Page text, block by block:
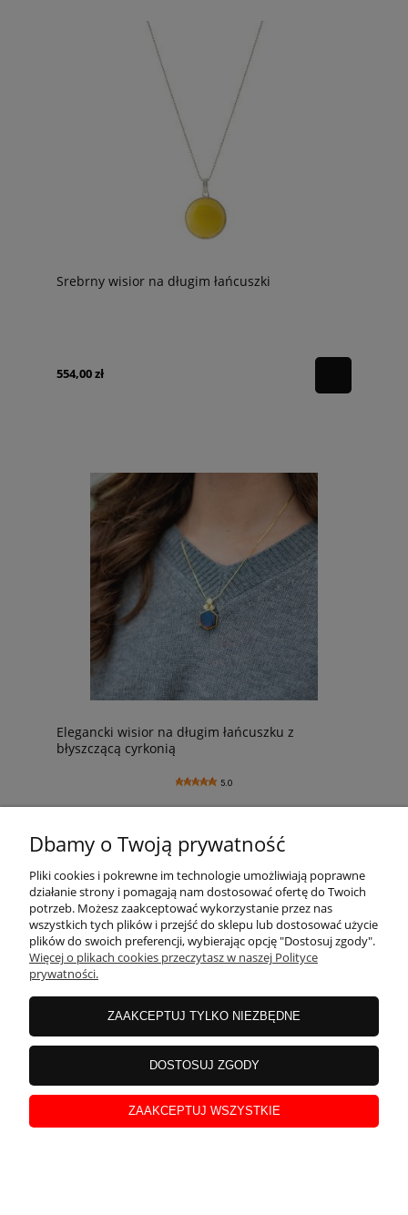
Srebrny wisior na długim łańcuszki
554,00 zł
Elegancki wisior na długim łańcuszku z
błyszczącą cyrkonią
5.0
Dbamy o Twoją prywatność
Pliki cookies i pokrewne im technologie umożliwiają poprawne
działanie strony i pomagają nam dostosować ofertę do Twoich
potrzeb. Możesz zaakceptować wykorzystanie przez nas
wszystkich tych plików i przejść do sklepu lub dostosować użycie
plików do swoich preferencji, wybierając opcję "Dostosuj zgody".
Więcej o plikach cookies przeczytasz w naszej Polityce
prywatności.
ZAAKCEPTUJ TYLKO NIEZBĘDNE
DOSTOSUJ ZGODY
ZAAKCEPTUJ WSZYSTKIE